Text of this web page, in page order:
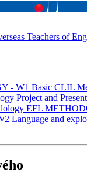
Teachers of
- W1 Basic CLIL
Project and
EFL
and